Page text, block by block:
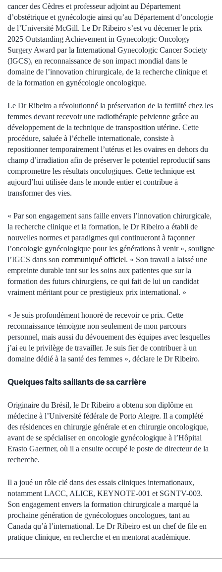
cancer des Cèdres et professeur adjoint au Département
d’obstétrique et gynécologie ainsi qu’au Département d’oncologie
de l’Université McGill. Le Dr Ribeiro s’est vu décerner le prix
2025 Outstanding Achievement in Gynecologic Oncology
Surgery Award par la International Gynecologic Cancer Society
(IGCS), en reconnaissance de son impact mondial dans le
domaine de l’innovation chirurgicale, de la recherche clinique et
de la formation en gynécologie oncologique.
Le Dr Ribeiro a révolutionné la préservation de la fertilité chez les
femmes devant recevoir une radiothérapie pelvienne grâce au
développement de la technique de transposition utérine. Cette
procédure, saluée à l’échelle internationale, consiste à
repositionner temporairement l’utérus et les ovaires en dehors du
champ d’irradiation afin de préserver le potentiel reproductif sans
compromettre les résultats oncologiques. Cette technique est
aujourd’hui utilisée dans le monde entier et contribue à
transformer des vies.
« Par son engagement sans faille envers l’innovation chirurgicale,
la recherche clinique et la formation, le Dr Ribeiro a établi de
nouvelles normes et paradigmes qui continueront à façonner
l’oncologie gynécologique pour les générations à venir », souligne
l’IGCS dans son communiqué officiel. « Son travail a laissé une
empreinte durable tant sur les soins aux patientes que sur la
formation des futurs chirurgiens, ce qui fait de lui un candidat
vraiment méritant pour ce prestigieux prix international. »
« Je suis profondément honoré de recevoir ce prix. Cette
reconnaissance témoigne non seulement de mon parcours
personnel, mais aussi du dévouement des équipes avec lesquelles
j’ai eu le privilège de travailler. Je suis fier de contribuer à un
domaine dédié à la santé des femmes », déclare le Dr Ribeiro.
Quelques faits saillants de sa carrière
Originaire du Brésil, le Dr Ribeiro a obtenu son diplôme en
médecine à l’Université fédérale de Porto Alegre. Il a complété
des résidences en chirurgie générale et en chirurgie oncologique,
avant de se spécialiser en oncologie gynécologique à l’Hôpital
Erasto Gaertner, où il a ensuite occupé le poste de directeur de la
recherche.
Il a joué un rôle clé dans des essais cliniques internationaux,
notamment LACC, ALICE, KEYNOTE-001 et SGNTV-003.
Son engagement envers la formation chirurgicale a marqué la
prochaine génération de gynécologues oncologues, tant au
Canada qu’à l’international. Le Dr Ribeiro est un chef de file en
pratique clinique, en recherche et en mentorat académique.